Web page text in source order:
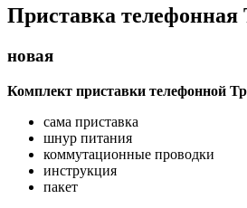
Приставка телефонная
новая
Комплект приставки телефонной
сама приставка
шнур питания
коммутационные проводки
инструкция
пакет